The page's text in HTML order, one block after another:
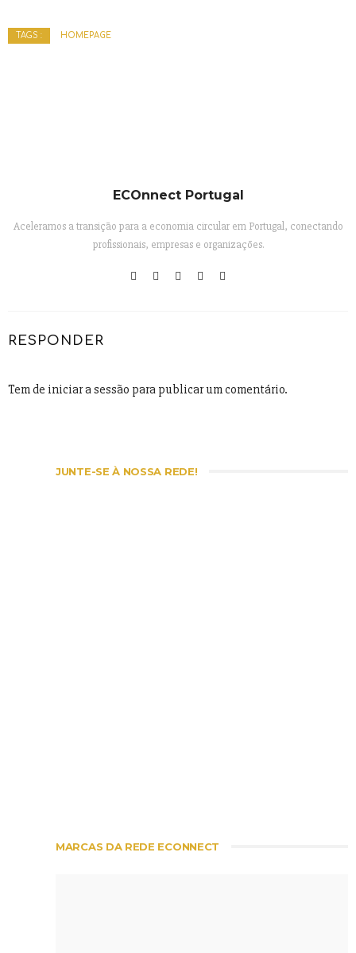
TAGS : HOMEPAGE
ECOnnect Portugal
Aceleramos a transição para a economia circular em Portugal, conectando
profissionais, empresas e organizações.
RESPONDER
Tem de iniciar a sessão para publicar um comentário.
JUNTE-SE À NOSSA REDE!
MARCAS DA REDE ECONNECT